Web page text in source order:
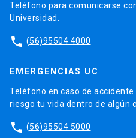
Teléfono para comunicarse
Universidad.
phone (56)95504 4000
EMERGENCIAS UC
Teléfono en caso de
riesgo tu vida dentro de algún
phone (56)95504 5000